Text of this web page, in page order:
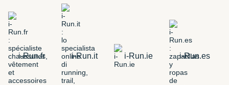
i-Run.fr i-Run.it i-Run.ie i-Run.es